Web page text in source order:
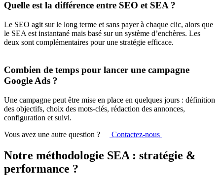
Quelle est la différence entre SEO et SEA ?
Le SEO agit sur le long terme et sans payer à chaque clic, alors que
le SEA est instantané mais basé sur un système d’enchères. Les
deux sont complémentaires pour une stratégie efficace.
Combien de temps pour lancer une campagne
Google Ads ?
Une campagne peut être mise en place en quelques jours : définition
des objectifs, choix des mots-clés, rédaction des annonces,
configuration et suivi.
Vous avez une autre question ?
Contactez-nous
Notre méthodologie SEA : stratégie &
performance ?